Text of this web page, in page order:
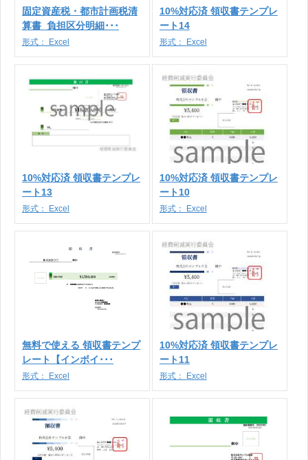
固定資産税・都市計画税清
算書_負担区分明細･･･
形式： Excel
10%対応済 領収書テンプレ
ート14
形式： Excel
10%対応済 領収書テンプレ
ート13
形式： Excel
10%対応済 領収書テンプレ
ート10
形式： Excel
無料で使える 領収書テンプ
レート【インボイ･･･
形式： Excel
10%対応済 領収書テンプレ
ート11
形式： Excel